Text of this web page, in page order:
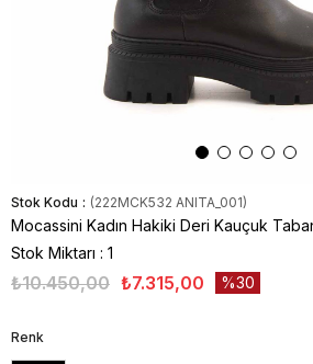
Stok Kodu (222MCK532 ANITA_001)
Mocassini Kadın Hakiki Deri Kauçuk
Stok Miktarı : 1
₺10.450,00 ₺7.315,00 30
Renk